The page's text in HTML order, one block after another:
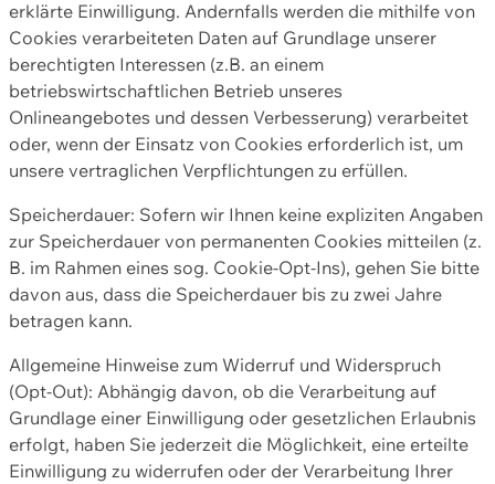
erklärte Einwilligung. Andernfalls werden die mithilfe von
Cookies verarbeiteten Daten auf Grundlage unserer
berechtigten Interessen (z.B. an einem
betriebswirtschaftlichen Betrieb unseres
Onlineangebotes und dessen Verbesserung) verarbeitet
oder, wenn der Einsatz von Cookies erforderlich ist, um
unsere vertraglichen Verpflichtungen zu erfüllen.
Speicherdauer: Sofern wir Ihnen keine expliziten Angaben
zur Speicherdauer von permanenten Cookies mitteilen (z.
B. im Rahmen eines sog. Cookie-Opt-Ins), gehen Sie bitte
davon aus, dass die Speicherdauer bis zu zwei Jahre
betragen kann.
Allgemeine Hinweise zum Widerruf und Widerspruch
(Opt-Out): Abhängig davon, ob die Verarbeitung auf
Grundlage einer Einwilligung oder gesetzlichen Erlaubnis
erfolgt, haben Sie jederzeit die Möglichkeit, eine erteilte
Einwilligung zu widerrufen oder der Verarbeitung Ihrer